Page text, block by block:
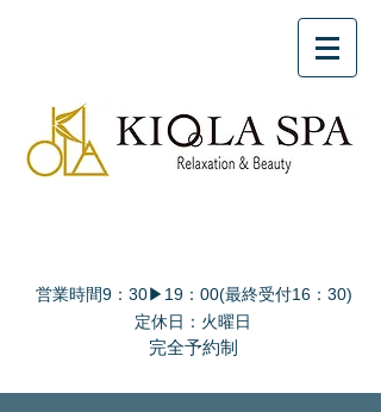
営業時間9：30▶19：00(最終受付16：30)
定休日：火曜日
完全予約制